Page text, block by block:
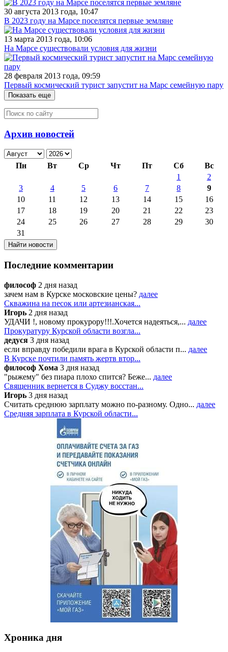
30 августа 2013 года, 10:47
В 2023 году на Марсе поселятся первые земляне
13 марта 2013 года, 10:06
На Марсе существовали условия для жизни
28 февраля 2013 года, 09:59
Первый космический турист запустит на Марс семейную пару
Показать еще
Архив новостей
Пн Вт Ср Чт Пт Сб
Вс
1
2
3
4 5 6 7 8
9
10
11 12 13 14 15
16
17
18 19 20 21 22
23
24
25 26 27 28 29
30
31
Последние комментарии
философ 2 дня назад
зачем нам в Курске московские цены? далее
Скважина на песок или артезианская...
Игорь 2 дня назад
УДАЧИ !, новому прокурору!!!.Хочется надеяться,... далее
Прокуратуру Курской области возгла...
дедуся 3 дня назад
если вправду победили врага в Курской области п... далее
В Курске почтили память жертв втор...
философ Хома 3 дня назад
"рыжему" без пиара плохо спится? Беже... далее
Священник вернется в Суджу восстан...
Игорь 3 дня назад
Считать среднюю зарплату можно по-разному. Одно... далее
Средняя зарплата в Курской области...
Хроника дня